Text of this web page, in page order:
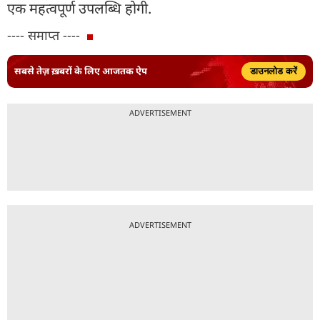
एक महत्वपूर्ण उपलब्धि होगी.
---- समाप्त ----
सबसे तेज़ ख़बरों के लिए आजतक ऐप डाउनलोड करें
ADVERTISEMENT
ADVERTISEMENT